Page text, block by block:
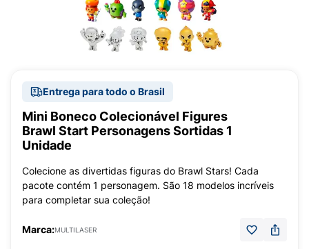
Entrega para todo o Brasil
Mini Boneco Colecionável Figures
Brawl Start Personagens Sortidas 1
Unidade
Colecione as divertidas figuras do Brawl Stars! Cada
pacote contém 1 personagem. São 18 modelos incríveis
para completar sua coleção!
Marca:MULTILASER